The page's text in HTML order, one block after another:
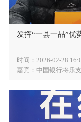
发挥“一县一品”优
时间：2026-02-28
嘉宾：中国银行将乐